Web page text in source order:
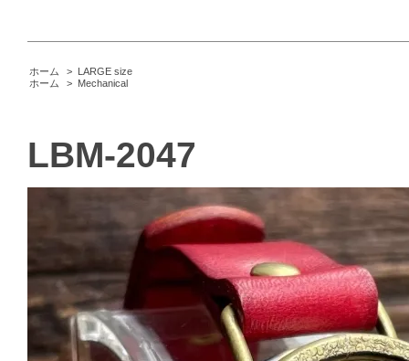
ホーム > LARGE size
ホーム
> Mechanical
LBM-2047